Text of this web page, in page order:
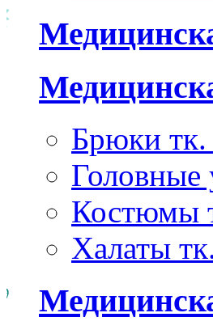
Брюки тк.
Головные
Костюмы
Халаты